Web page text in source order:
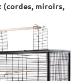
(cordes, miroirs,